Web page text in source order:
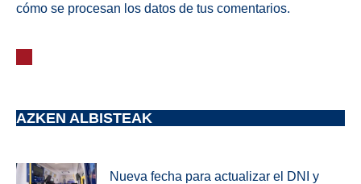
cómo se procesan los datos de tus comentarios.
AZKEN ALBISTEAK
Nueva fecha para actualizar el DNI y